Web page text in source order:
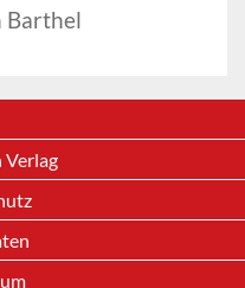
Barthel
Verlag